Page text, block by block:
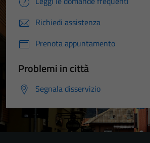
Richiedi assistenza
Prenota appuntamento
Problemi in città
Segnala disservizio